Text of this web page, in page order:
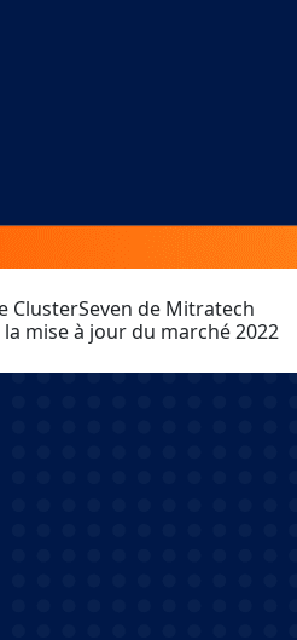
ClusterSeven de Mitratech
mise à jour du marché 2022